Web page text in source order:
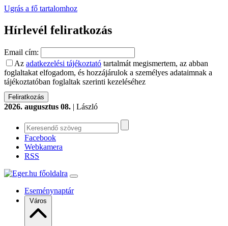
Ugrás a fő tartalomhoz
Hírlevél feliratkozás
Email cím:
Az adatkezelési tájékoztató tartalmát megismertem, az abban
foglaltakat elfogadom, és hozzájárulok a személyes adataimnak a
tájékoztatóban foglaltak szerinti kezeléséhez
2026. augusztus 08. | László
Facebook
Webkamera
RSS
Eseménynaptár
Város